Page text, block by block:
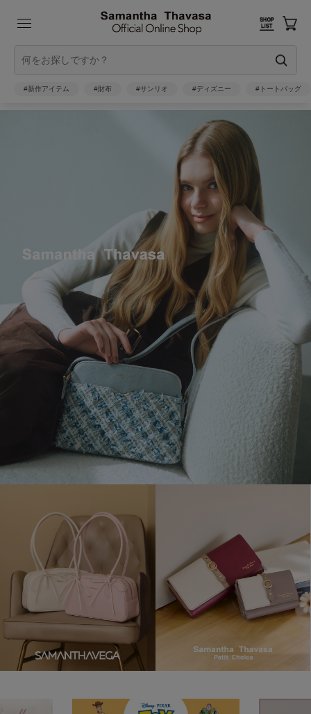
#新作アイテム #財布 #サンリオ #ディズニー #トートバッグ